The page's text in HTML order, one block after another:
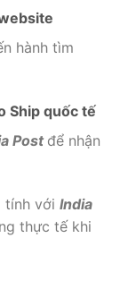
hành tìm
Ship quốc tế
Post để nhận
tính với India
thực tế khi